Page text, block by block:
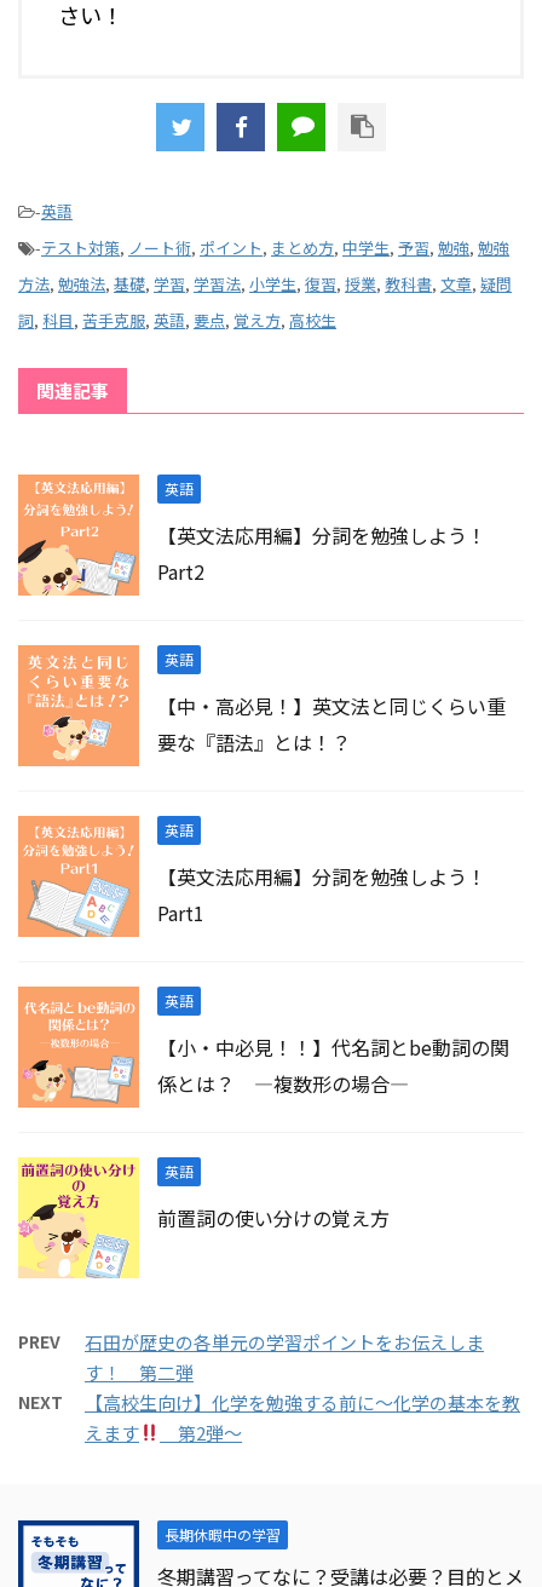
さい！
-英語
-テスト対策, ノート術, ポイント, まとめ方, 中学生, 予習, 勉強, 勉強
方法, 勉強法, 基礎, 学習, 学習法, 小学生, 復習, 授業, 教科書, 文章, 疑問
詞, 科目, 苦手克服, 英語, 要点, 覚え方, 高校生
関連記事
英語
【英文法応用編】分詞を勉強しよう！
Part2
英語
【中・高必見！】英文法と同じくらい重
要な『語法』とは！？
英語
【英文法応用編】分詞を勉強しよう！
Part1
英語
【小・中必見！！】代名詞とbe動詞の関
係とは？ ―複数形の場合―
英語
前置詞の使い分けの覚え方
PREV
石田が歴史の各単元の学習ポイントをお伝えしま
す！ 第二弾
NEXT
【高校生向け】化学を勉強する前に～化学の基本を教
えます
第2弾～
長期休暇中の学習
冬期講習ってなに？受講は必要？目的とメ